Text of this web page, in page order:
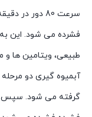
سرعت 80 دور
فشرده می شود. این
طبیعی، ویتامین ها و
آبمیوه گیری دو
گرفته می شود. سپس